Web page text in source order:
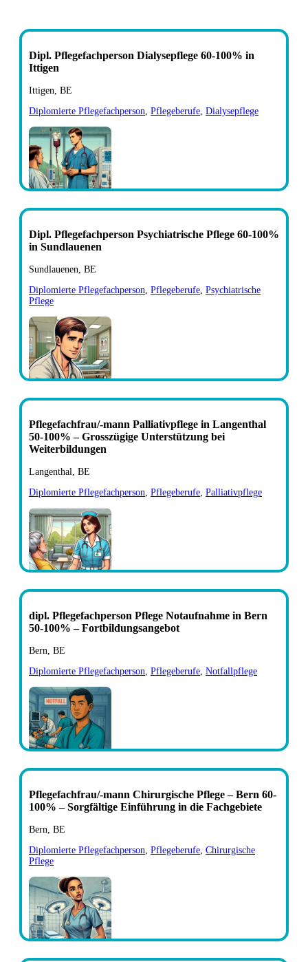
Dipl. Pflegefachperson Dialysepflege 60-100% in
Ittigen
Ittigen, BE
Diplomierte Pflegefachperson Pflegeberufe Dialysepflege
Dipl. Pflegefachperson Psychiatrische Pflege 60-100%
in Sundlauenen
Sundlauenen, BE
Diplomierte Pflegefachperson Pflegeberufe Psychiatrische
Pflege
Pflegefachfrau/-mann Palliativpflege in Langenthal
50-100% – Grosszügige Unterstützung bei
Weiterbildungen
Langenthal, BE
Diplomierte Pflegefachperson Pflegeberufe Palliativpflege
dipl. Pflegefachperson Pflege Notaufnahme in Bern
50-100% – Fortbildungsangebot
Bern, BE
Diplomierte Pflegefachperson Pflegeberufe Notfallpflege
Pflegefachfrau/-mann Chirurgische Pflege – Bern 60-
100% – Sorgfältige Einführung in die Fachgebiete
Bern, BE
Diplomierte Pflegefachperson Pflegeberufe Chirurgische
Pflege